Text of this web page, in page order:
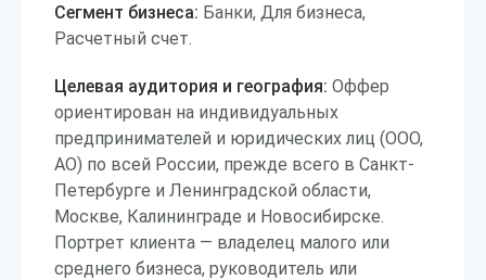
Сегмент бизнеса: Банки, Для бизнеса,
Расчетный счет.
Целевая аудитория и география: Оффер
ориентирован на индивидуальных
предпринимателей и юридических лиц (ООО,
АО) по всей России, прежде всего в Санкт-
Петербурге и Ленинградской области,
Москве, Калининграде и Новосибирске.
Портрет клиента — владелец малого или
среднего бизнеса, руководитель или